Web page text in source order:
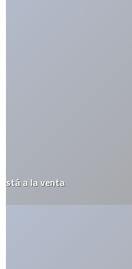
Las 8 etapas de una relación